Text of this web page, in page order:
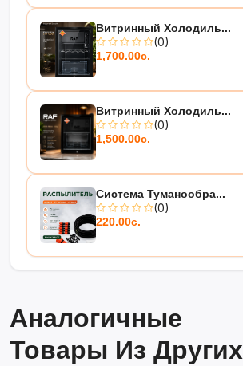
Витринный Холодиль...
(0)
1,700.00с.
Витринный Холодиль...
(0)
1,500.00с.
Система Туманообра...
(0)
220.00с.
Аналогичные
Товары Из Других